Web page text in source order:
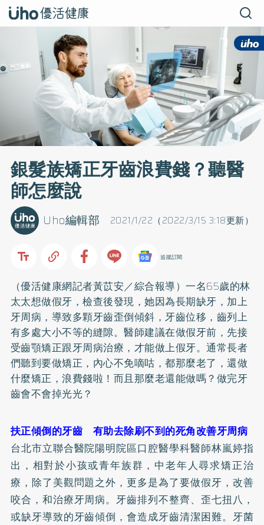
銀髮族矯正牙齒浪費錢？聽醫
師怎麼說
2021/1/22（2022/3/15 3:18更新）
Uho編輯部
追蹤訂閱
（優活健康網記者黃苡安／綜合報導）一名65歲的林
太太想做假牙 ，檢查後發現，她因為長期缺牙，加上
牙周病 ，導致多顆牙齒歪倒傾斜，牙齒位移，齒列上
有多處大小不等的縫隙。醫師建議在做假牙前，先接
受齒顎矯正跟牙周病治療，才能做上假牙。通常長者
們聽到要做矯正，內心不免嘀咕，都那麼老了，還做
什麼矯正，浪費錢啦！而且那麼老還能做嗎？做完牙
齒會不會掉光光？
扶正傾倒的牙齒 有助去除刷不到的死角改善牙周病
台北市立聯合醫院陽明院區口腔醫學科醫師林嵐婷指
出，相對於小孩或青年族群，中老年人尋求矯正治
療，除了美觀問題之外，更多是為了要做假牙，改善
咬合，和治療牙周病。牙齒排列不整齊、歪七扭八，
或缺牙導致的牙齒傾倒，會造成牙齒清潔困難。牙菌